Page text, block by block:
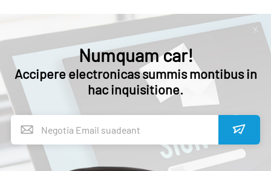
Numquam car!
Accipere electronicas summis montibus in
hac inquisitione.